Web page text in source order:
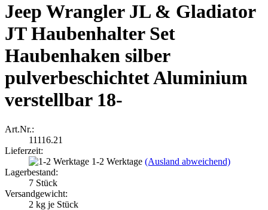
Jeep Wrangler JL & Gladiator
JT Haubenhalter Set
Haubenhaken silber
pulverbeschichtet Aluminium
verstellbar 18-
Art.Nr.:
11116.21
Lieferzeit:
1-2 Werktage (Ausland abweichend)
Lagerbestand:
7 Stück
Versandgewicht:
2 kg je Stück